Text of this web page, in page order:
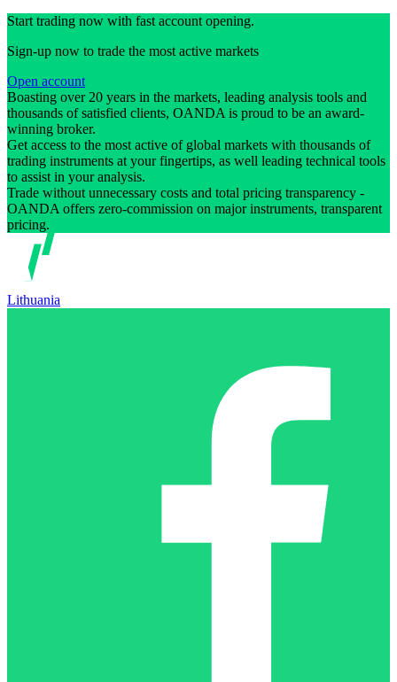
Start trading now with fast account opening.
Sign-up now to trade the most active markets
Open account
Boasting over 20 years in the markets, leading analysis tools and
thousands of satisfied clients, OANDA is proud to be an award-
winning broker.
Get access to the most active of global markets with thousands of
trading instruments at your fingertips, as well leading technical tools
to assist in your analysis.
Trade without unnecessary costs and total pricing transparency -
OANDA offers zero-commission on major instruments, transparent
pricing.
Lithuania